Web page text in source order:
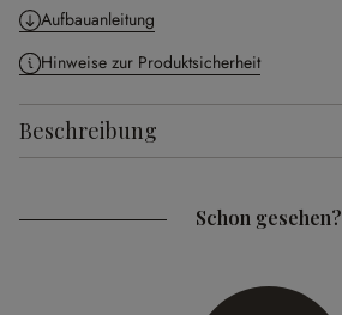
Aufbauanleitung
Hinweise zur Produktsicherheit
Beschreibung
Schon gesehen?